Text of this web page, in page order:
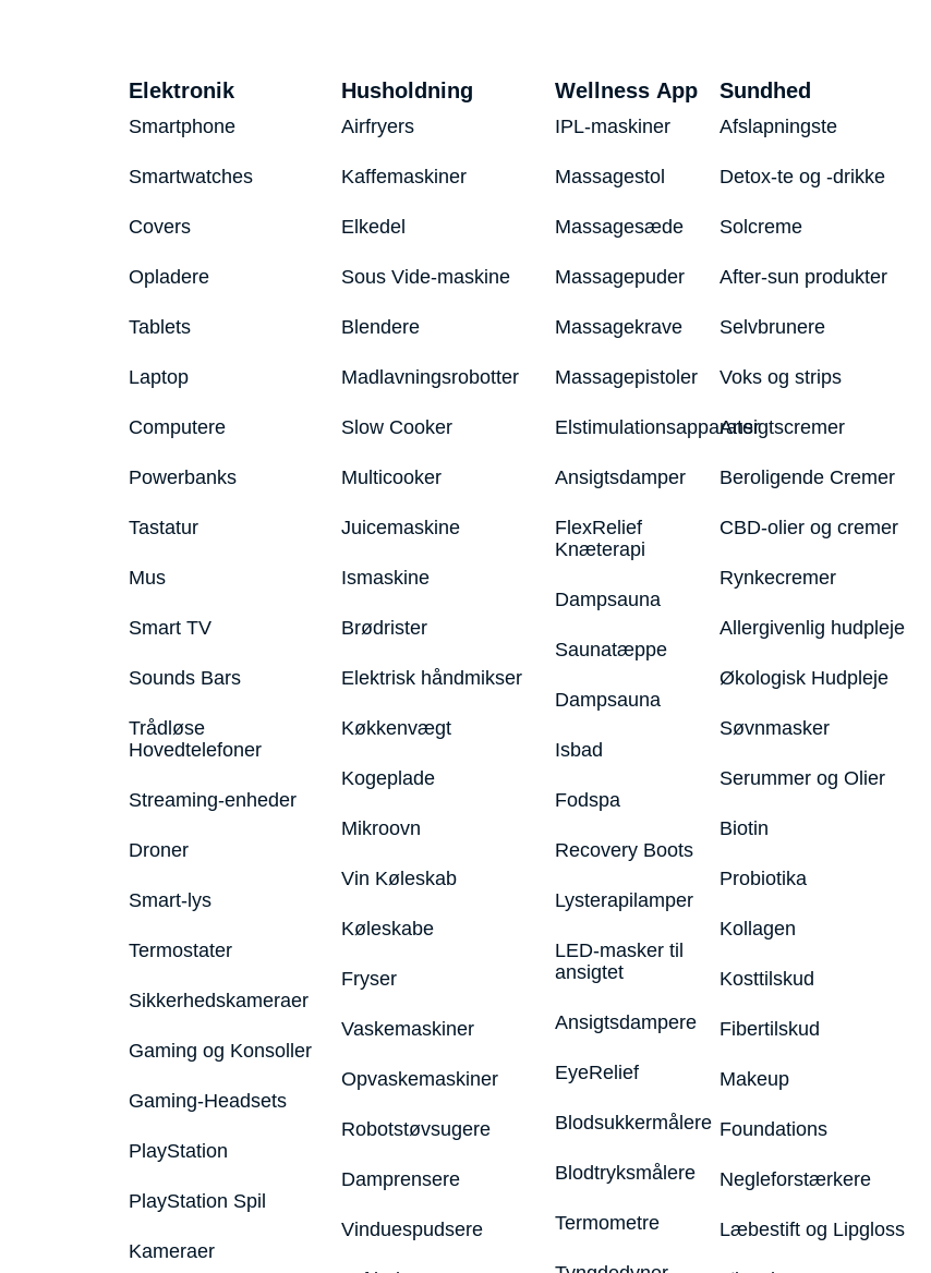
Elektronik
Smartphone
Smartwatches
Covers
Opladere
Tablets
Laptop
Computere
Powerbanks
Tastatur
Mus
Smart TV
Sounds Bars
Trådløse
Hovedtelefoner
Streaming-enheder
Droner
Smart-lys
Termostater
Sikkerhedskameraer
Gaming og Konsoller
Gaming-Headsets
PlayStation
PlayStation Spil
Kameraer
Husholdning
Airfryers
Kaffemaskiner
Elkedel
Sous Vide-maskine
Blendere
Madlavningsrobotter
Slow Cooker
Multicooker
Juicemaskine
Ismaskine
Brødrister
Elektrisk håndmikser
Køkkenvægt
Kogeplade
Mikroovn
Vin Køleskab
Køleskabe
Fryser
Vaskemaskiner
Opvaskemaskiner
Robotstøvsugere
Damprensere
Vinduespudsere
Wellness App
IPL-maskiner
Massagestol
Massagesæde
Massagepuder
Massagekrave
Massagepistoler
Elstimulationsapparater
Ansigtsdamper
FlexRelief
Knæterapi
Dampsauna
Saunatæppe
Dampsauna
Isbad
Fodspa
Recovery Boots
Lysterapilamper
LED-masker til
ansigtet
Ansigtsdampere
EyeRelief
Blodsukkermålere
Blodtryksmålere
Termometre
Sundhed
Afslapningste
Detox-te og -drikke
Solcreme
After-sun produkter
Selvbrunere
Voks og strips
Ansigtscremer
Beroligende Cremer
CBD-olier og cremer
Rynkecremer
Allergivenlig hudpleje
Økologisk Hudpleje
Søvnmasker
Serummer og Olier
Biotin
Probiotika
Kollagen
Kosttilskud
Fibertilskud
Makeup
Foundations
Negleforstærkere
Læbestift og Lipgloss